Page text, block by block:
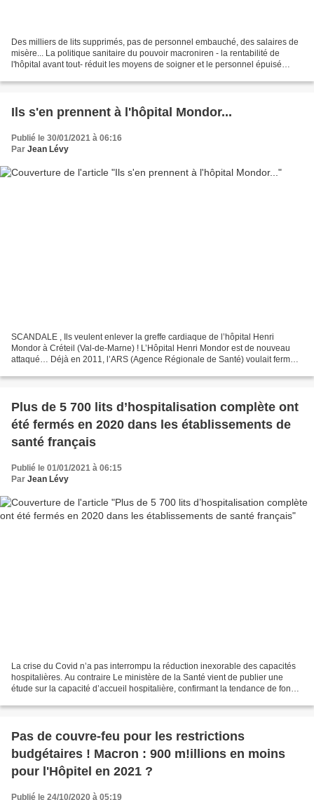
Des milliers de lits supprimés, pas de personnel embauché, des salaires de
misère... La politique sanitaire du pouvoir macroniren - la rentabilité de
l'hôpital avant tout- réduit les moyens de soigner et le personnel épuisé
Ils s'en prennent à l'hôpital Mondor...
Publié le 30/01/2021 à 06:16
Par Jean Lévy
SCANDALE , Ils veulent enlever la greffe cardiaque de l’hôpital Henri
Mondor à Créteil (Val-de-Marne) ! L’Hôpital Henri Mondor est de nouveau
attaqué… Déjà en 2011, l’ARS (Agence Régionale de Santé) voulait fermer
Plus de 5 700 lits d’hospitalisation complète ont
été fermés en 2020 dans les établissements de
santé français
Publié le 01/01/2021 à 06:15
Par Jean Lévy
La crise du Covid n’a pas interrompu la réduction inexorable des capacités
hospitalières. Au contraire Le ministère de la Santé vient de publier une
étude sur la capacité d’accueil hospitalière, confirmant la tendance de fond
Pas de couvre-feu pour les restrictions
budgétaires ! Macron : 900 m!illions en moins
pour l'Hôpitel en 2021 ?
Publié le 24/10/2020 à 05:19